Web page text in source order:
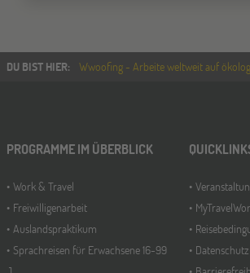
DU BIST HIER: Wwoofing - Arbeite weltweit auf
PROGRAMME IM ÜBERBLICK
Work & Travel
Freiwilligenarbeit
Auslandspraktikum
Sprachreisen für Erwachsene 16-99
Datenschutz